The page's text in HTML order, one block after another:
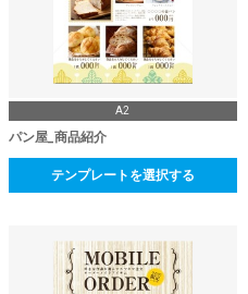
A2
パン屋_商品紹介
テンプレートを選択する